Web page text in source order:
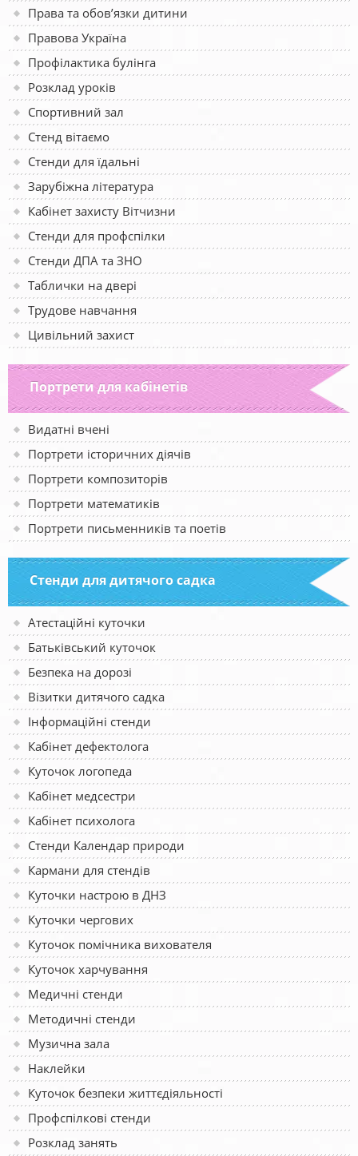
Права та обов’язки дитини
Правова Україна
Профілактика булінга
Розклад уроків
Спортивний зал
Стенд вітаємо
Стенди для їдальні
Зарубіжна література
Кабінет захисту Вітчизни
Стенди для профспілки
Стенди ДПА та ЗНО
Таблички на двері
Трудове навчання
Цивільний захист
Портрети для кабінетів
Видатні вчені
Портрети історичних діячів
Портрети композиторів
Портрети математиків
Портрети письменників та поетів
Стенди для дитячого садка
Атестаційні куточки
Батьківський куточок
Безпека на дорозі
Візитки дитячого садка
Інформаційні стенди
Кабінет дефектолога
Куточок логопеда
Кабінет медсестри
Кабінет психолога
Стенди Календар природи
Кармани для стендів
Куточки настрою в ДНЗ
Куточки чергових
Куточок помічника вихователя
Куточок харчування
Медичні стенди
Методичні стенди
Музична зала
Наклейки
Куточок безпеки життєдіяльності
Профспілкові стенди
Розклад занять